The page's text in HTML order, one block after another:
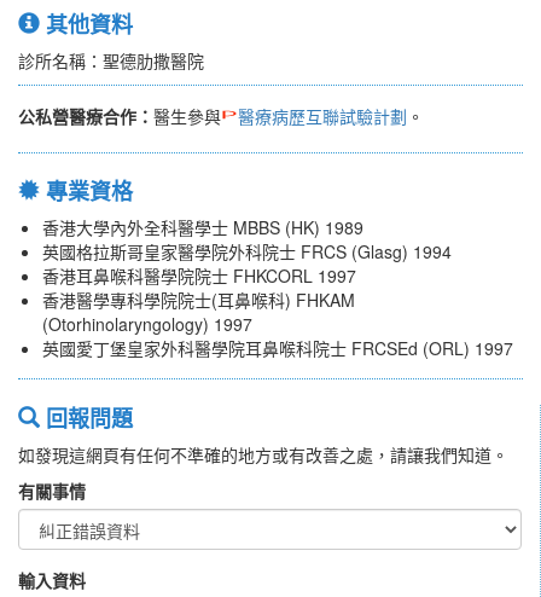
其他資料
診所名稱：聖德肋撒醫院
公私營醫療合作： 醫生參與 醫療病歷互聯試驗計劃 。
專業資格
香港大學內外全科醫學士 MBBS (HK) 1989
英國格拉斯哥皇家醫學院外科院士 FRCS (Glasg) 1994
香港耳鼻喉科醫學院院士 FHKCORL 1997
香港醫學專科學院院士(耳鼻喉科) FHKAM
(Otorhinolaryngology) 1997
英國愛丁堡皇家外科醫學院耳鼻喉科院士 FRCSEd (ORL) 1997
回報問題
如發現這網頁有任何不準確的地方或有改善之處，請讓我們知道。
有關事情
輸入資料